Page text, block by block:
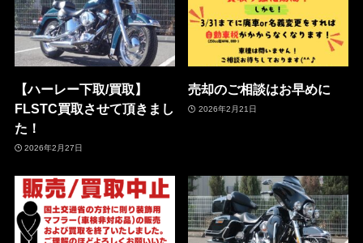
【ハーレー下取/買取】
FLSTC買取させて頂きまし
た！
2026年2月27日
売却のご相談はお早めに
2026年2月21日